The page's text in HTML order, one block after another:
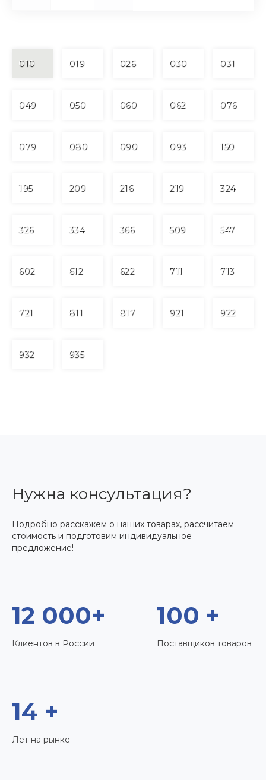
010 019 026 030 031
049 050 060 062 076
079 080 090 093 150
195 209 216 219 324
326 334 366 509 547
602 612 622 711 713
721 811 817 921 922
932 935
Нужна консультация?
Подробно расскажем о наших товарах, рассчитаем
стоимость и подготовим индивидуальное
предложение!
12 000+
Клиентов в России
100 +
Поставщиков товаров
14 +
Лет на рынке